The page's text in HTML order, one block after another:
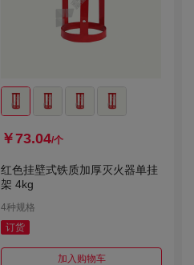
￥73.04/个
红色挂壁式铁质加厚灭火器单挂
架 4kg
4种规格
订货
加入购物车